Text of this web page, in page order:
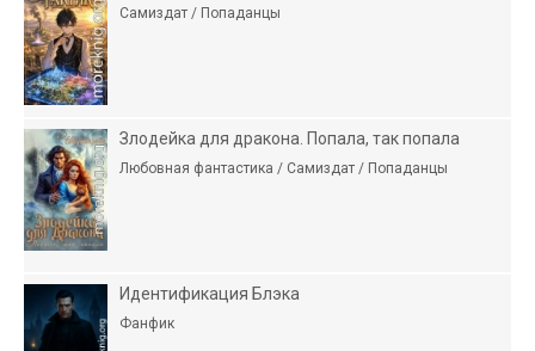
Самиздат / Попаданцы
Злодейка для дракона. Попала, так попала
Любовная фантастика / Самиздат / Попаданцы
Идентификация Блэка
Фанфик